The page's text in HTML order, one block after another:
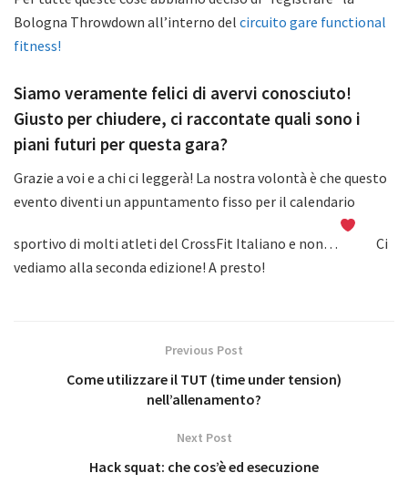
Bologna Throwdown all’interno del circuito gare functional
fitness!
Siamo veramente felici di avervi conosciuto!
Giusto per chiudere, ci raccontate quali sono i
piani futuri per questa gara?
Grazie a voi e a chi ci leggerà! La nostra volontà è che questo
evento diventi un appuntamento fisso per il calendario
sportivo di molti atleti del CrossFit Italiano e non…
Ci
vediamo alla seconda edizione! A presto!
Previous Post
Come utilizzare il TUT (time under tension)
nell’allenamento?
Next Post
Hack squat: che cos’è ed esecuzione